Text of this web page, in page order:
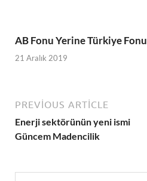
AB Fonu Yerine Türkiye Fonu
21 Aralık 2019
PREVIOUS ARTICLE
Enerji sektörünün yeni ismi
Güncem Madencilik